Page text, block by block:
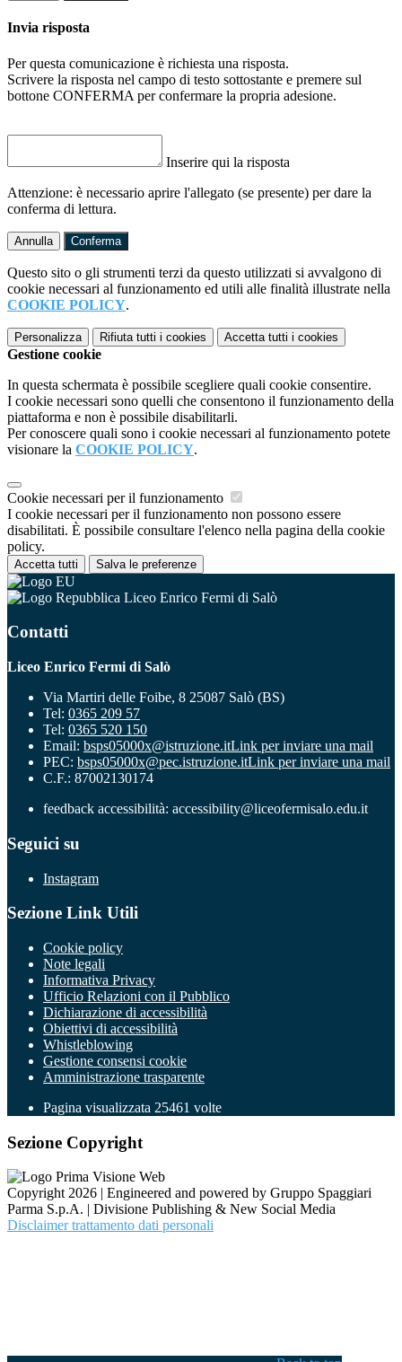
Invia risposta
Per questa comunicazione è richiesta una risposta.
Scrivere la risposta nel campo di testo sottostante e premere sul
bottone CONFERMA per confermare la propria adesione.
Inserire qui la risposta
Attenzione: è necessario aprire l'allegato (se presente) per dare la
conferma di lettura.
Annulla Conferma
Questo sito o gli strumenti terzi da questo utilizzati si avvalgono di
cookie necessari al funzionamento ed utili alle finalità illustrate nella
COOKIE POLICY.
Personalizza Rifiuta tutti i cookies Accetta tutti i cookies
Gestione cookie
In questa schermata è possibile scegliere quali cookie consentire.
I cookie necessari sono quelli che consentono il funzionamento della
piattaforma e non è possibile disabilitarli.
Per conoscere quali sono i cookie necessari al funzionamento potete
visionare la COOKIE POLICY.
Cookie necessari per il funzionamento
I cookie necessari per il funzionamento non possono essere
disabilitati. È possibile consultare l'elenco nella pagina della cookie
policy.
Accetta tutti Salva le preferenze
Liceo Enrico Fermi di Salò
Contatti
Liceo Enrico Fermi di Salò
Via Martiri delle Foibe, 8 25087 Salò (BS)
Tel: 0365 209 57
Tel: 0365 520 150
Email: bsps05000x@istruzione.itLink per inviare una mail
PEC: bsps05000x@pec.istruzione.itLink per inviare una mail
C.F.: 87002130174
feedback accessibilità: accessibility@liceofermisalo.edu.it
Seguici su
Instagram
Sezione Link Utili
Cookie policy
Note legali
Informativa Privacy
Ufficio Relazioni con il Pubblico
Dichiarazione di accessibilità
Obiettivi di accessibilità
Whistleblowing
Gestione consensi cookie
Amministrazione trasparente
Pagina visualizzata 25461 volte
Sezione Copyright
Copyright 2026 | Engineered and powered by Gruppo Spaggiari
Parma S.p.A. | Divisione Publishing & New Social Media
Disclaimer trattamento dati personali